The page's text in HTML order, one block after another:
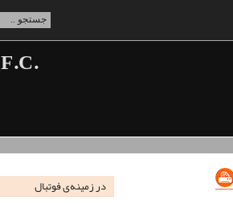
F.C.
در زمینه‌ی فوتبال